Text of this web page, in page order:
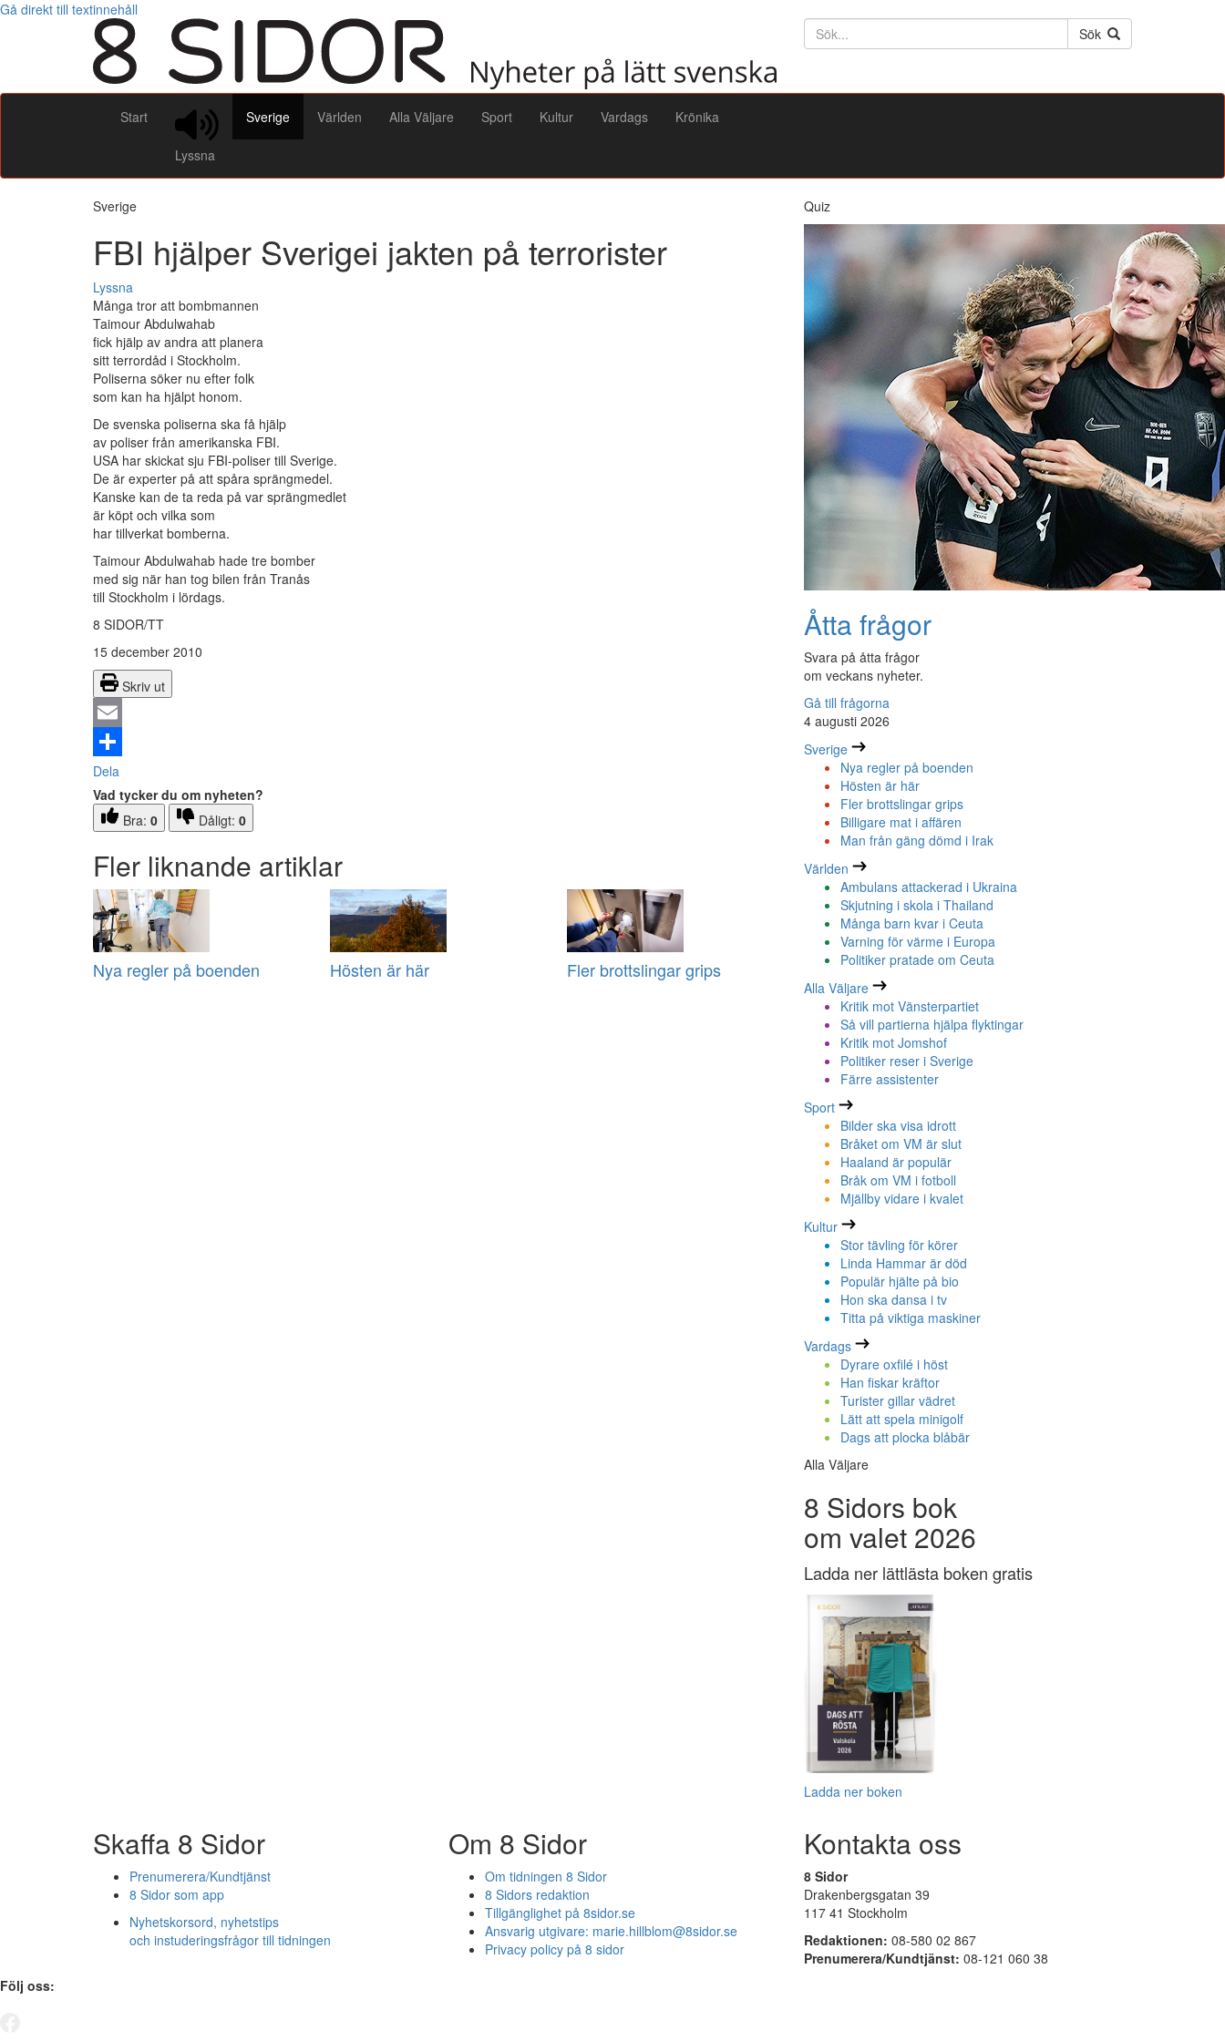
Gå direkt till textinnehåll
Söktext
Sök
Start
Lyssna
Sverige Världen Alla Väljare Sport Kultur Vardags Krönika
Sverige
FBI hjälper Sverigei jakten på terrorister
Lyssna
Många tror att bombmannen
Taimour Abdulwahab
fick hjälp av andra att planera
sitt terrordåd i Stockholm.
Poliserna söker nu efter folk
som kan ha hjälpt honom.
De svenska poliserna ska få hjälp
av poliser från amerikanska FBI.
USA har skickat sju FBI-poliser till Sverige.
De är experter på att spåra sprängmedel.
Kanske kan de ta reda på var sprängmedlet
är köpt och vilka som
har tillverkat bomberna.
Taimour Abdulwahab hade tre bomber
med sig när han tog bilen från Tranås
till Stockholm i lördags.
8 SIDOR/TT
15 december 2010
Skriv ut
Email
Dela
Vad tycker du om nyheten?
Bra: 0 Dåligt: 0
Fler liknande artiklar
Nya regler på boenden Hösten är här Fler brottslingar grips
Quiz
Åtta frågor
Svara på åtta frågor
om veckans nyheter.
Gå till frågorna
4 augusti 2026
Sverige
Nya regler på boenden
Hösten är här
Fler brottslingar grips
Billigare mat i affären
Man från gäng dömd i Irak
Världen
Ambulans attackerad i Ukraina
Skjutning i skola i Thailand
Många barn kvar i Ceuta
Varning för värme i Europa
Politiker pratade om Ceuta
Alla Väljare
Kritik mot Vänsterpartiet
Så vill partierna hjälpa flyktingar
Kritik mot Jomshof
Politiker reser i Sverige
Färre assistenter
Sport
Bilder ska visa idrott
Bråket om VM är slut
Haaland är populär
Bråk om VM i fotboll
Mjällby vidare i kvalet
Kultur
Stor tävling för körer
Linda Hammar är död
Populär hjälte på bio
Hon ska dansa i tv
Titta på viktiga maskiner
Vardags
Dyrare oxfilé i höst
Han fiskar kräftor
Turister gillar vädret
Lätt att spela minigolf
Dags att plocka blåbär
Alla Väljare
8 Sidors bok
om valet 2026
Ladda ner lättlästa boken gratis
Ladda ner boken
Skaffa 8 Sidor
Prenumerera/Kundtjänst
8 Sidor som app
Nyhetskorsord, nyhetstips
och instuderingsfrågor till tidningen
Om 8 Sidor
Om tidningen 8 Sidor
8 Sidors redaktion
Tillgänglighet på 8sidor.se
Ansvarig utgivare: marie.hillblom@8sidor.se
Privacy policy på 8 sidor
Kontakta oss
8 Sidor
Drakenbergsgatan 39
117 41 Stockholm
Redaktionen: 08-580 02 867
Prenumerera/Kundtjänst: 08-121 060 38
Följ oss: